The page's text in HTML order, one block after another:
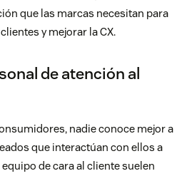
que las marcas necesitan para
y mejorar la CX.
de atención al
nadie conoce mejor a
que interactúan con ellos a
de cara al cliente suelen